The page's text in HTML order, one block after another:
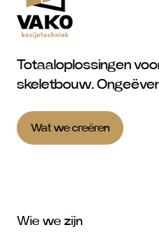
Totaaloplossingen
skeletbouw.
Wat we creëren
Wie we zijn